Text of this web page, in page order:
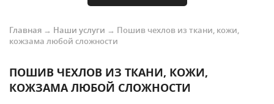
Главная → Наши услуги → Пошив чехлов из ткани, кожи,
кожзама любой сложности
ПОШИВ ЧЕХЛОВ ИЗ ТКАНИ, КОЖИ,
КОЖЗАМА ЛЮБОЙ СЛОЖНОСТИ